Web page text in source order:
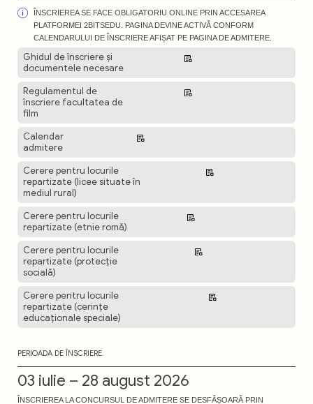
ÎNSCRIEREA SE FACE OBLIGATORIU ONLINE PRIN ACCESAREA
PLATFORMEI 2BITSEDU. PAGINA DEVINE ACTIVĂ CONFORM
CALENDARULUI DE ÎNSCRIERE AFIȘAT PE PAGINA DE ADMITERE.
Ghidul de înscriere și
documentele necesare
Regulamentul de
înscriere facultatea de
film
Calendar
admitere
Cerere pentru locurile
repartizate (licee situate în
mediul rural)
Cerere pentru locurile
repartizate (etnie romă)
Cerere pentru locurile
repartizate (protecție
socială)
Cerere pentru locurile
repartizate (cerințe
educaționale speciale)
PERIOADA DE ÎNSCRIERE
03 iulie – 28 august 2026
ÎNSCRIEREA LA CONCURSUL DE ADMITERE SE DESFĂȘOARĂ PRIN